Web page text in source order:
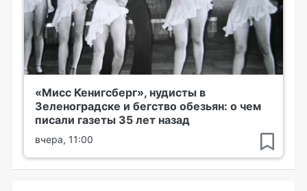
«Мисс Кенигсберг», нудисты в
Зеленоградске и бегство обезьян: о чем
писали газеты 35 лет назад
вчера, 11:00